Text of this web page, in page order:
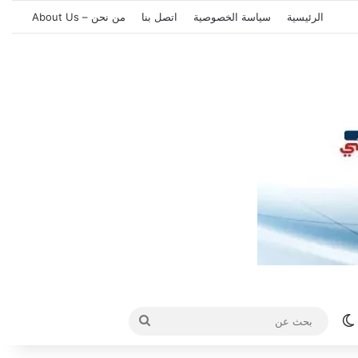
الرئيسية سياسة الخصوصية اتصل بنا من نحن – About Us
الوضع المظلم
بحث